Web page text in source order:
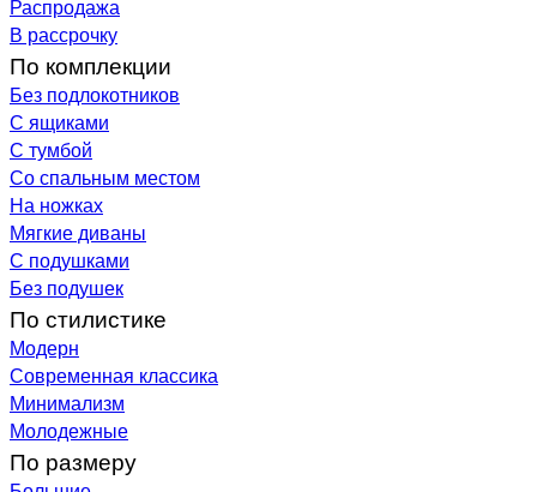
Распродажа
В рассрочку
По комплекции
Без подлокотников
С ящиками
С тумбой
Со спальным местом
На ножках
Мягкие диваны
С подушками
Без подушек
По стилистике
Модерн
Современная классика
Минимализм
Молодежные
По размеру